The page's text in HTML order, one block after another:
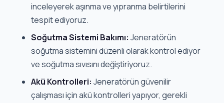
inceleyerek aşınma ve yıpranma belirtilerini
tespit ediyoruz.
Soğutma Sistemi Bakımı: Jeneratörün
soğutma sistemini düzenli olarak kontrol ediyor
ve soğutma sıvısını değiştiriyoruz.
Akü Kontrolleri: Jeneratörün güvenilir
çalışması için akü kontrolleri yapıyor, gerekli